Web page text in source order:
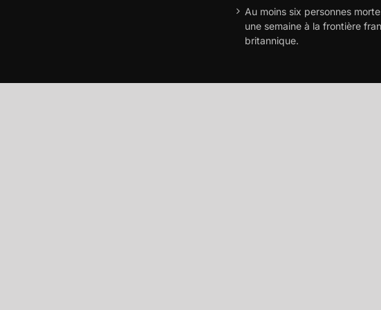
Au moins six personnes
une semaine à la frontière
britannique.